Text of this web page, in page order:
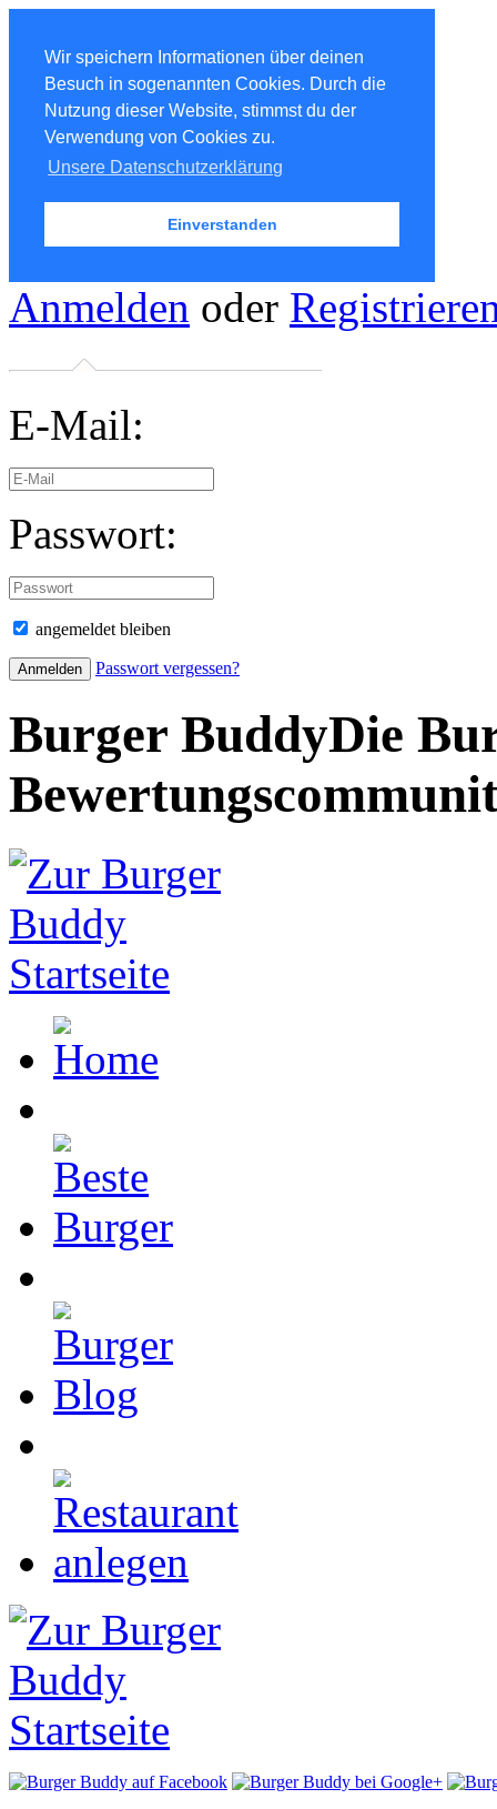
Wir speichern Informationen über deinen
Besuch in sogenannten Cookies. Durch die
Nutzung dieser Website, stimmst du der
Verwendung von Cookies zu.
Unsere Datenschutzerklärung
Einverstanden
Anmelden oder
E-Mail:
Passwort:
angemeldet bleiben
Passwort vergessen?
Burger BuddyDie